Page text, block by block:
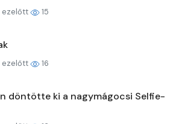
ezelőtt 15
ezelőtt 16
döntötte ki a nagymágocsi Selfie-